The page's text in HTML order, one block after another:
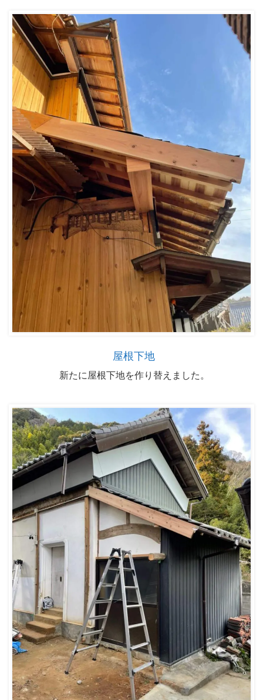
屋根下地
新たに屋根下地を作り替えました。